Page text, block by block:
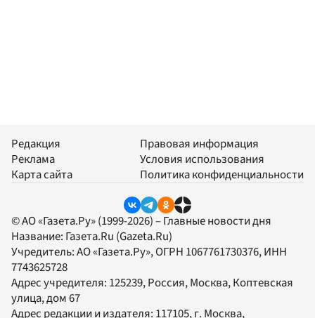
Редакция
Реклама
Карта сайта
Правовая информация
Условия использования
Политика конфиденциальности
© АО «Газета.Ру» (1999-2026) – Главные новости дня
Название: Газета.Ru (Gazeta.Ru)
Учредитель:АО «Газета.Ру», ОГРН 1067761730376, ИНН
7743625728
Адрес учредителя: 125239, Россия, Москва, Коптевская
улица, дом 67
Адрес редакции и издателя: 117105, г. Москва,